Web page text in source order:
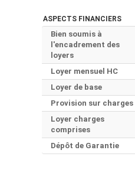
ASPECTS FINANCIERS
Bien soumis à
l'encadrement des
loyers
Loyer mensuel HC
Loyer de base
Provision sur charges
Loyer charges
comprises
Dépôt de Garantie